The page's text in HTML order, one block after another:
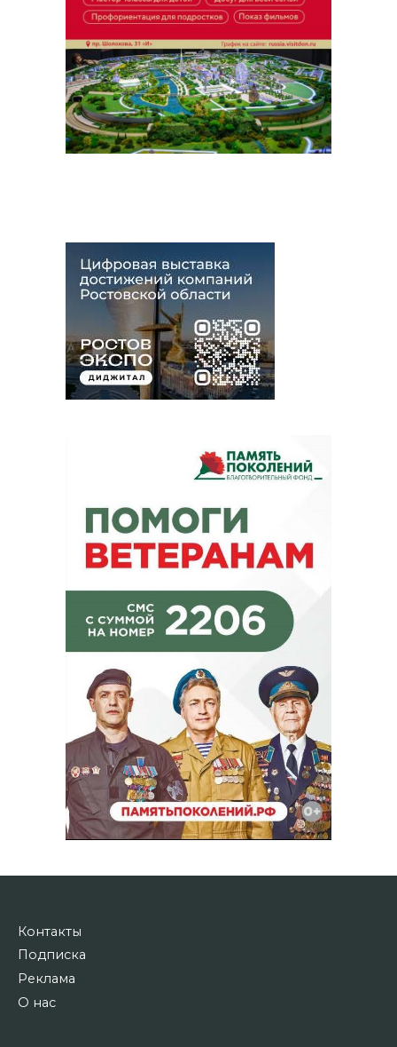
Контакты
Подписка
Реклама
О нас